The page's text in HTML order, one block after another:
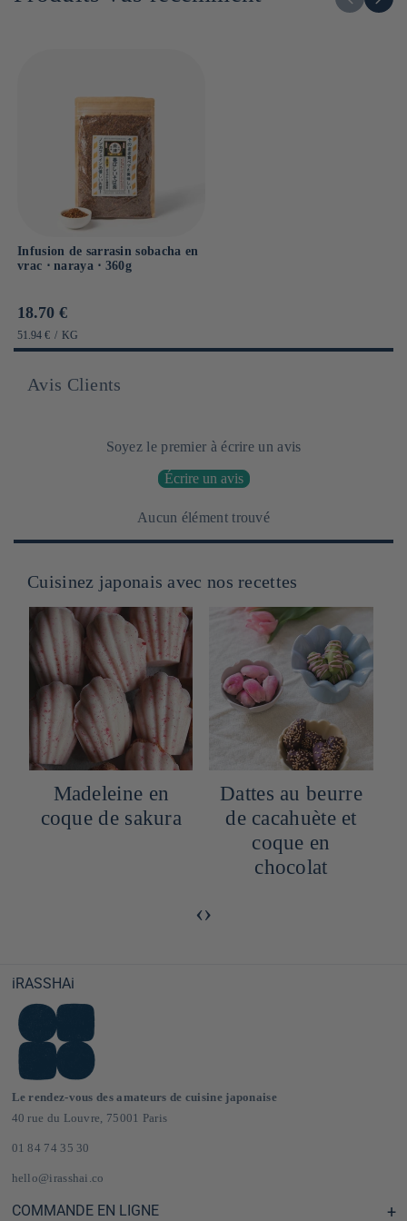
Sel : 0g
Infusion de sarrasin sobacha en
vrac ⋅ naraya ⋅ 360g
Prix
habituel
18.70 €
PRIX
UNITAIRE
51.94 € / PAR
KG
Avis Clients
Soyez le premier à écrire un avis
Écrire un avis
Aucun élément trouvé
Cuisinez japonais avec nos recettes
Madeleine en
coque de sakura
Dattes au beurre
de cacahuète et
coque en
chocolat
‹›
iRASSHAi
Le rendez-vous des amateurs de cuisine japonaise
40 rue du Louvre, 75001 Paris
01 84 74 35 30
hello@irasshai.co
COMMANDE EN LIGNE